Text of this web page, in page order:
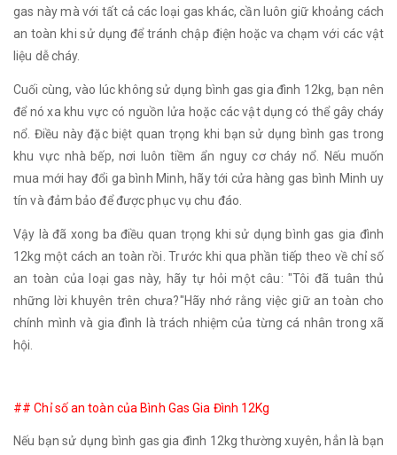
gas này mà với tất cả các loại gas khác, cần luôn giữ khoảng cách
an toàn khi sử dụng để tránh chập điện hoặc va chạm với các vật
liệu dễ cháy.
Cuối cùng, vào lúc không sử dụng bình gas gia đình 12kg, bạn nên
để nó xa khu vực có nguồn lửa hoặc các vật dụng có thể gây cháy
nổ. Điều này đặc biệt quan trọng khi bạn sử dụng bình gas trong
khu vực nhà bếp, nơi luôn tiềm ẩn nguy cơ cháy nổ. Nếu muốn
mua mới hay đổi ga bình Minh, hãy tới cửa hàng gas bình Minh uy
tín và đảm bảo để được phục vụ chu đáo.
Vậy là đã xong ba điều quan trọng khi sử dụng bình gas gia đình
12kg một cách an toàn rồi. Trước khi qua phần tiếp theo về chỉ số
an toàn của loại gas này, hãy tự hỏi một câu: "Tôi đã tuân thủ
những lời khuyên trên chưa?"Hãy nhớ rằng việc giữ an toàn cho
chính mình và gia đình là trách nhiệm của từng cá nhân trong xã
hội.
## Chỉ số an toàn của Bình Gas Gia Đình 12Kg
Nếu bạn sử dụng bình gas gia đình 12kg thường xuyên, hẳn là bạn